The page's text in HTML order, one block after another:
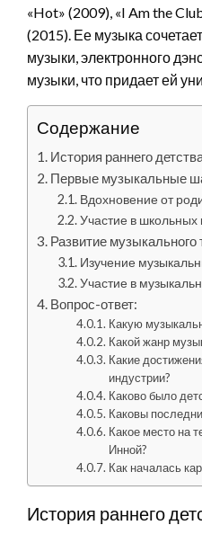
«Hot» (2009), «I Am the
(2015). Ее музыка
музыки, электронного
музыки, что придает ей
Содержание
История раннего
Первые музыкальные
Вдохновение от
Участие в школьных
Развитие музыкального
Изучение
Участие в
Вопрос-ответ:
Какую
Какой жанр
Какие
индустрии?
Каково было
Каковы
Какое место на
Инной?
Как началась
История раннего